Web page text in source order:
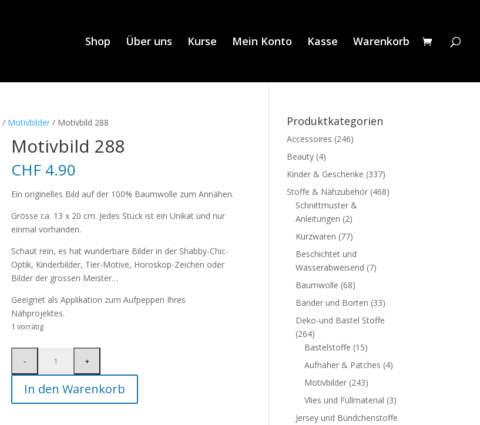
Shop Über uns Kurse Mein Konto Kasse Warenkorb
/ Motivbilder / Motivbild 288
Motivbild 288
CHF 4.90
Ein originelles Bild auf der 100% Baumwolle zum Annähen.
Grösse ca. 13 x 20 cm. Jedes Stück ist ein Unikat und nur
einmal vorhanden.
Schaut rein, es hat wunderbare Bilder in der Shabby-Chic-
Optik, Kinderbilder, Tier-Motive, Horoskop-Zeichen oder
Bilder der grossen Meister…
Geeignet als Applikation zum Aufpeppen Ihres
Nähprojektes.
1 vorrätig
In den Warenkorb
Produktkategorien
Accessoires (246)
Beauty (4)
Kinder & Geschenke (337)
Stoffe & Nähzubehör (468)
Schnittmuster &
Anleitungen (2)
Kurzwaren (77)
Beschichtet und
Wasserabweisend (7)
Baumwolle (68)
Bänder und Borten (33)
Deko-und Bastel Stoffe
(264)
Bastelstoffe (15)
Aufnäher & Patches (4)
Motivbilder (243)
Vlies und Füllmaterial (3)
Jersey und Bündchenstoffe